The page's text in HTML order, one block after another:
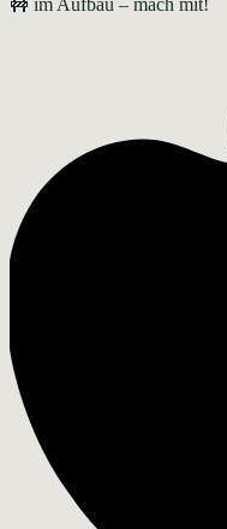
🚧 im Aufbau – mach mit!